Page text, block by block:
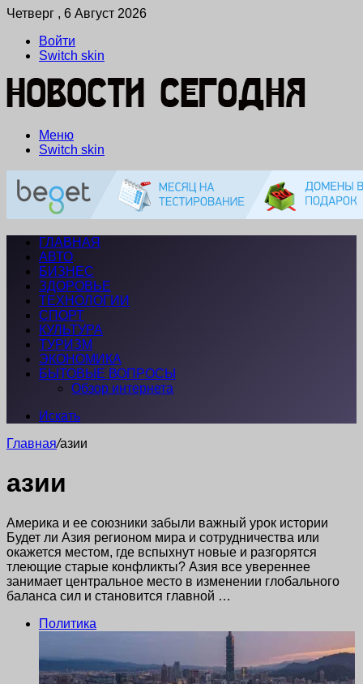
Четверг , 6 Август 2026
Войти
Switch skin
Меню
Switch skin
ГЛАВНАЯ
АВТО
БИЗНЕС
ЗДОРОВЬЕ
ТЕХНОЛОГИИ
СПОРТ
КУЛЬТУРА
ТУРИЗМ
ЭКОНОМИКА
БЫТОВЫЕ ВОПРОСЫ
Обзор интернета
Искать
Главная/азии
азии
Америка и ее союзники забыли важный урок истории
Будет ли Азия регионом мира и сотрудничества или
окажется местом, где вспыхнут новые и разгорятся
тлеющие старые конфликты? Азия все увереннее
занимает центральное место в изменении глобального
баланса сил и становится главной …
Политика